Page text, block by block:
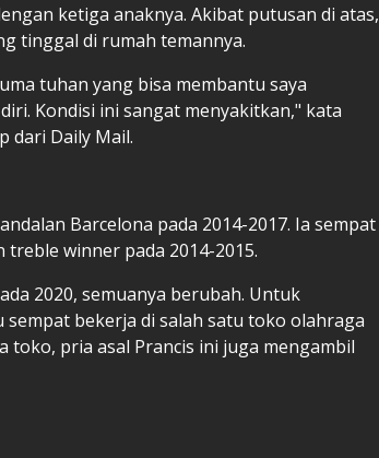
ketiga anaknya. Akibat putusan di atas,
tinggal di rumah temannya.
tuhan yang bisa membantu saya
Kondisi ini sangat menyakitkan," kata
dari Daily Mail.
Barcelona pada 2014-2017. Ia sempat
winner pada 2014-2015.
2020, semuanya berubah. Untuk
bekerja di salah satu toko olahraga
toko, pria asal Prancis ini juga mengambil